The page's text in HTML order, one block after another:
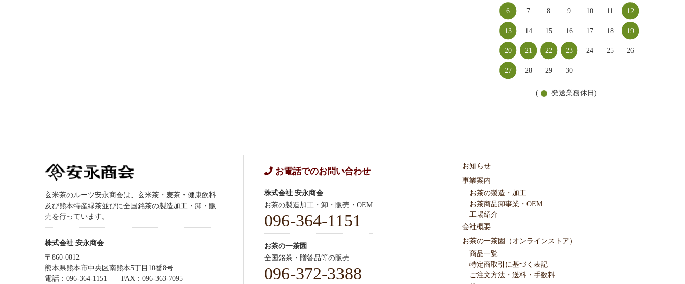
6 7 8 9 10 11 12
13 14 15 16 17 18 19
20 21 22 23 24 25 26
27 28 29 30
( 発送業務休日)
玄米茶のルーツ安永商会は、玄米茶・麦茶・健康飲料
及び熊本特産緑茶並びに全国銘茶の製造加工・卸・販
売を行っています。
株式会社 安永商会
〒860-0812
熊本県熊本市中央区南熊本5丁目10番8号
電話：096-364-1151
FAX：096-363-7095
お電話でのお問い合わせ
株式会社 安永商会
お茶の製造加工・卸・販売・OEM
096-364-1151
お茶の一茶園
全国銘茶・贈答品等の販売
096-372-3388
お知らせ
事業案内
お茶の製造・加工
お茶商品卸事業・OEM
工場紹介
会社概要
お茶の一茶園（オンラインストア）
商品一覧
特定商取引に基づく表記
ご注文方法・送料・手数料